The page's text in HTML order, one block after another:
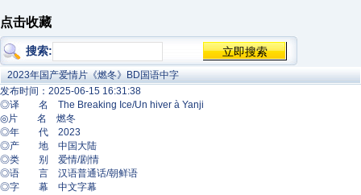
点击收藏
搜索:
2023年国产爱情片《燃冬》BD国语中字
发布时间：2025-06-15 16:31:38
◎译 名 The Breaking Ice/Un hiver à Yanji ​​​
◎片 名 燃冬
◎年 代 2023
◎产 地 中国大陆
◎类 别 爱情/剧情
◎语 言 汉语普通话/朝鲜语
◎字 幕 中文字幕